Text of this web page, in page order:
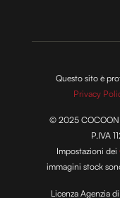
Questo sito è
Privacy
© 2025 COCOON
P.IVA
Impostazioni dei
immagini stock
Licenza Agenzia